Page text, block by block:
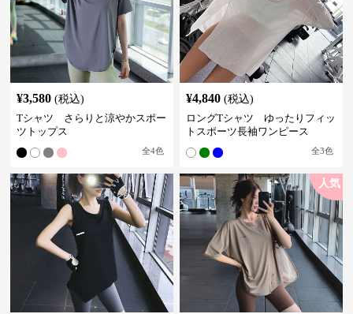
¥3,580 (税込)
Tシャツ さらりと涼やかスポー
ツトップス
全4色
¥4,840 (税込)
ロングTシャツ ゆったりフィッ
トスポーツ長袖ワンピース
全3色
人気